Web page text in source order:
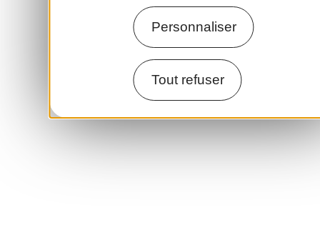
Personnaliser
Tout refuser